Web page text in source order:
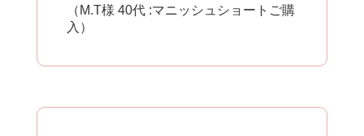
（M.T様 40代 :マニッシュショートご購
入）